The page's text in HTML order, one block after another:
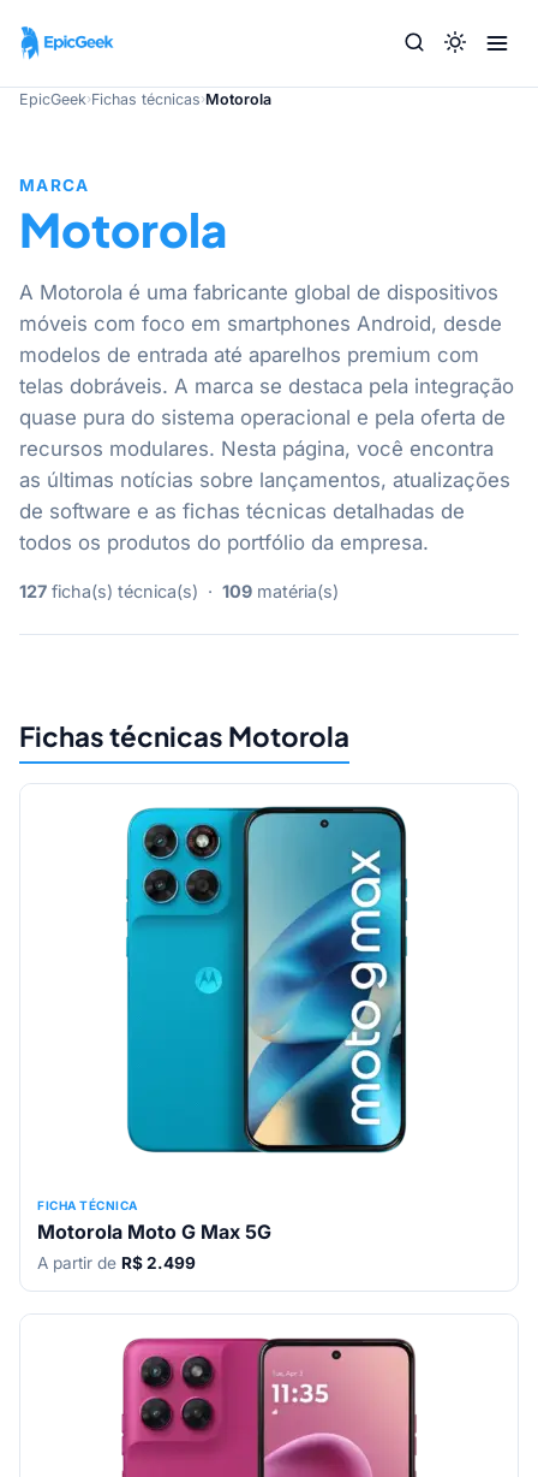
EpicGeek›Fichas técnicas›Motorola
MARCA
Motorola
A Motorola é uma fabricante global de dispositivos
móveis com foco em smartphones Android, desde
modelos de entrada até aparelhos premium com
telas dobráveis. A marca se destaca pela integração
quase pura do sistema operacional e pela oferta de
recursos modulares. Nesta página, você encontra
as últimas notícias sobre lançamentos, atualizações
de software e as fichas técnicas detalhadas de
todos os produtos do portfólio da empresa.
127 ficha(s) técnica(s) · 109 matéria(s)
Fichas técnicas Motorola
FICHA TÉCNICA
Motorola Moto G Max 5G
A partir de R$ 2.499